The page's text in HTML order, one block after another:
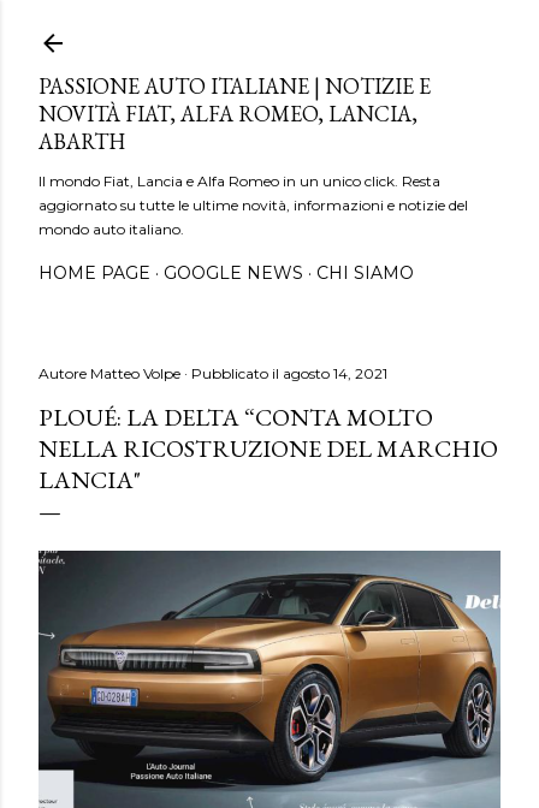
PASSIONE AUTO ITALIANE | NOTIZIE E
NOVITÀ FIAT, ALFA ROMEO, LANCIA,
ABARTH
Il mondo Fiat, Lancia e Alfa Romeo in un unico click. Resta
aggiornato su tutte le ultime novità, informazioni e notizie del
mondo auto italiano.
HOME PAGE GOOGLE NEWS CHI SIAMO
Autore Matteo Volpe Pubblicato il agosto 14, 2021
PLOUÉ: LA DELTA “CONTA MOLTO
NELLA RICOSTRUZIONE DEL MARCHIO
LANCIA"